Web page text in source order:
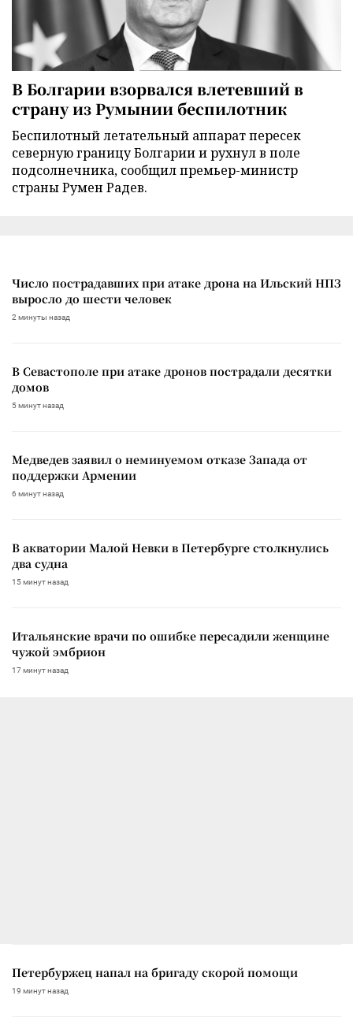
В Болгарии взорвался влетевший в
страну из Румынии беспилотник
Беспилотный летательный аппарат пересек
северную границу Болгарии и рухнул в поле
подсолнечника, сообщил премьер-министр
страны Румен Радев.
Число пострадавших при атаке дрона на Ильский НПЗ
выросло до шести человек
2 минуты назад
В Севастополе при атаке дронов пострадали десятки
домов
5 минут назад
Медведев заявил о неминуемом отказе Запада от
поддержки Армении
6 минут назад
В акватории Малой Невки в Петербурге столкнулись
два судна
15 минут назад
Итальянские врачи по ошибке пересадили женщине
чужой эмбрион
17 минут назад
Петербуржец напал на бригаду скорой помощи
19 минут назад